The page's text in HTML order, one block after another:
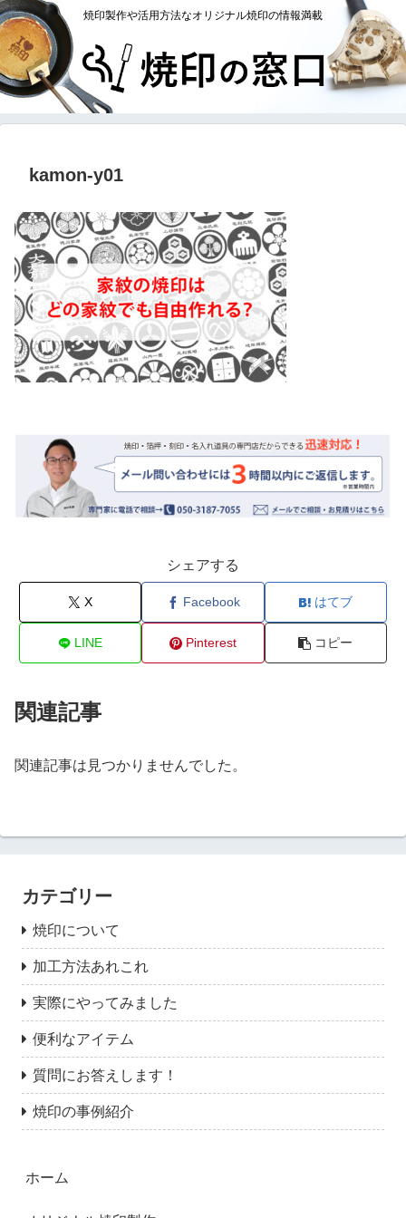
焼印製作や活用方法なオリジナル焼印の情報満載
kamon-y01
シェアする
X Facebook はてブ
LINE Pinterest コピー
関連記事
関連記事は見つかりませんでした。
カテゴリー
焼印について
加工方法あれこれ
実際にやってみました
便利なアイテム
質問にお答えします！
焼印の事例紹介
ホーム